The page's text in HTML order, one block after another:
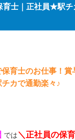
育士｜正社員★
育士のお仕事！
カで通勤楽々♪
では＼正社員の保